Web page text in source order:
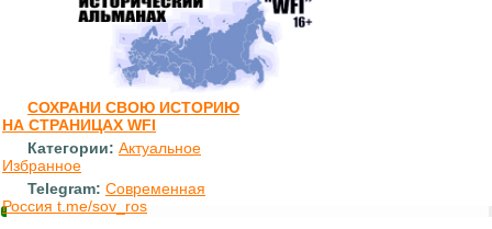
СОХРАНИ СВОЮ ИСТОРИЮ
НА СТРАНИЦАХ WFI
Категории: Актуальное
Избранное
Telegram: Современная
Россия t.me/sov_ros